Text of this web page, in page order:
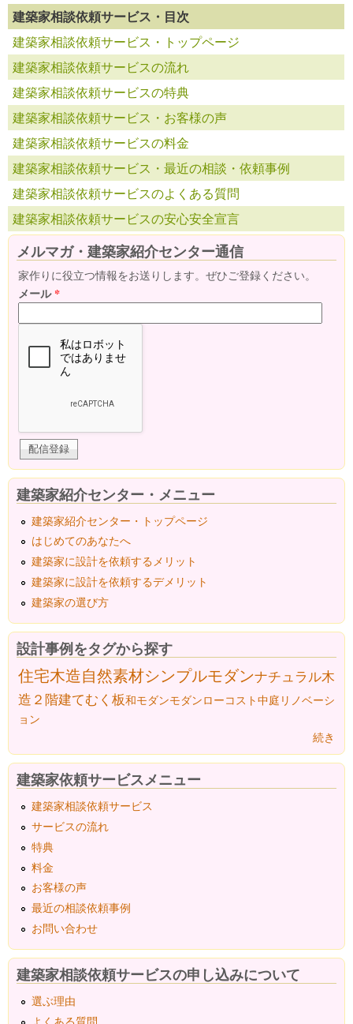
建築家相談依頼サービス・目次
建築家相談依頼サービス・トップページ
建築家相談依頼サービスの流れ
建築家相談依頼サービスの特典
建築家相談依頼サービス・お客様の声
建築家相談依頼サービスの料金
建築家相談依頼サービス・最近の相談・依頼事例
建築家相談依頼サービスのよくある質問
建築家相談依頼サービスの安心安全宣言
メルマガ・建築家紹介センター通信
家作りに役立つ情報をお送りします。ぜひご登録ください。
メール*
建築家紹介センター・メニュー
建築家紹介センター・トップページ
はじめてのあなたへ
建築家に設計を依頼するメリット
建築家に設計を依頼するデメリット
建築家の選び方
設計事例をタグから探す
住宅木造自然素材シンプルモダンナチュラル木
造２階建てむく板和モダンモダンローコスト中庭 リノベーシ
ョン
続き
建築家依頼サービスメニュー
建築家相談依頼サービス
サービスの流れ
特典
料金
お客様の声
最近の相談依頼事例
お問い合わせ
建築家相談依頼サービスの申し込みについて
選ぶ理由